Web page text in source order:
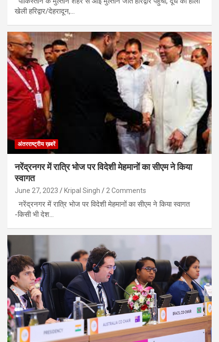
खेली हरिद्वार/देहरादून,…
अंतरराष्ट्रीय ख़बरें
नरेंद्रनगर में रात्रि भोज पर विदेशी मेहमानों का सीएम ने किया
स्वागत
June 27, 2023 Kripal Singh 2 Comments
नरेंद्रनगर में रात्रि भोज पर विदेशी मेहमानों का सीएम ने किया स्वागत
-किसी भी देश…